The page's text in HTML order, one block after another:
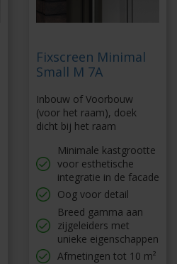
Fixscreen Minimal
Small M 7A
Inbouw of Voorbouw
(voor het raam), doek
dicht bij het raam
Minimale kastgrootte
voor esthetische
integratie in de facade
Oog voor detail
Breed gamma aan
zijgeleiders met
unieke eigenschappen
Afmetingen tot 10 m²